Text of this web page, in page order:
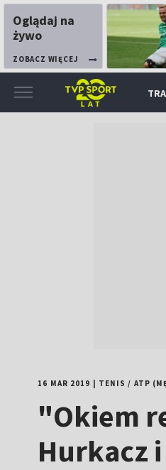
Oglądaj na
żywo
ZOBACZ WIĘCEJ
16 MAR 2019 TENIS / ATP
"Okiem
Hurkacz